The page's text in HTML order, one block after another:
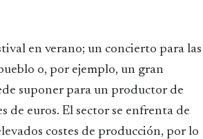
en verano; un concierto para las
o, por ejemplo, un gran
suponer para un productor de
de euros. El sector se enfrenta de
costes de producción, por lo